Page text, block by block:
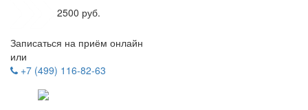
2500 руб.
Записаться на приём онлайн
или
+7 (499) 116-82-63